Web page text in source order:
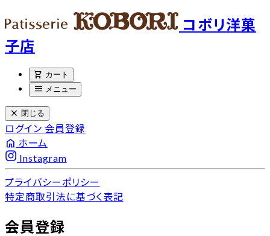
コボリ洋菓
子店
shopping_cart カート
menu メニュー
close 閉じる
ログイン 会員登録
home ホーム
Instagram
プライバシーポリシー
特定商取引法に基づく表記
会員登録